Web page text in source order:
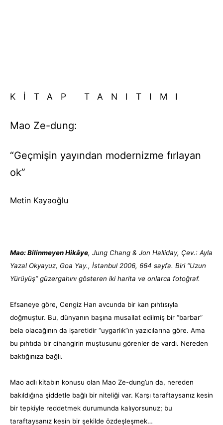
KİTAP TANITIMI
Mao Ze-dung:
“Geçmişin yayından modernizme fırlayan
ok”
Metin Kayaoğlu
Mao: Bilinmeyen Hikâye, Jung Chang & Jon Halliday, Çev.: Ayla
Yazal Okyayuz, Goa Yay., İstanbul 2006, 664 sayfa. Biri “Uzun
Yürüyüş” güzergahını gösteren iki harita ve onlarca fotoğraf.
Efsaneye göre, Cengiz Han avcunda bir kan pıhtısıyla
doğmuştur. Bu, dünyanın başına musallat edilmiş bir “barbar”
bela olacağının da işaretidir “uygarlık”ın yazıcılarına göre. Ama
bu pıhtıda bir cihangirin muştusunu görenler de vardı. Nereden
baktığınıza bağlı.
Mao adlı kitabın konusu olan Mao Ze-dung’un da, nereden
bakıldığına şiddetle bağlı bir niteliği var. Karşı taraftaysanız kesin
bir tepkiyle reddetmek durumunda kalıyorsunuz; bu
taraftaysanız kesin bir şekilde özdeşleşmek…